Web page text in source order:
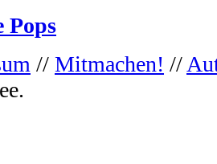
Pops
// Mitmachen! //